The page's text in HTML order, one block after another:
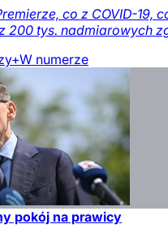
co z COVID-19,
200 tys. nadmiarowych
W numerze
pokój na prawicy